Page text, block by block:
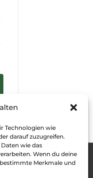
Technologien wie
darauf zuzugreifen.
wie das
Wenn du deine
Merkmale und